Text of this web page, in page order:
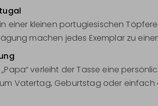
einer kleinen portugiesischen
machen jedes Exemplar zu
verleiht der Tasse eine
Vatertag, Geburtstag oder einfach